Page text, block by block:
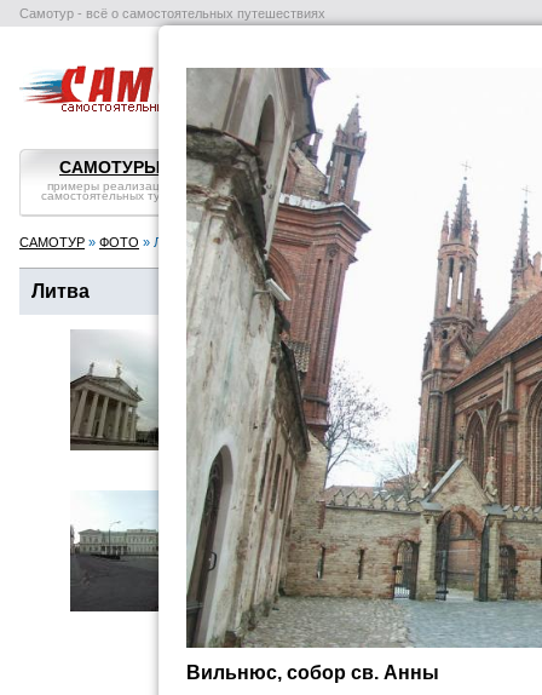
Самотур - всё о самостоятельных путешествиях
поиск отелей
САМОТУРЫ
примеры реализации
самостоятельных туров
ВОПРОС-ОТВЕТ
самостоятельные
путешествия: ликбез
СТРАНЫ
справка,
посмотреть
САМОТУР » ФОТО » Литва
Литва
Вильнюс, собор св. Анны